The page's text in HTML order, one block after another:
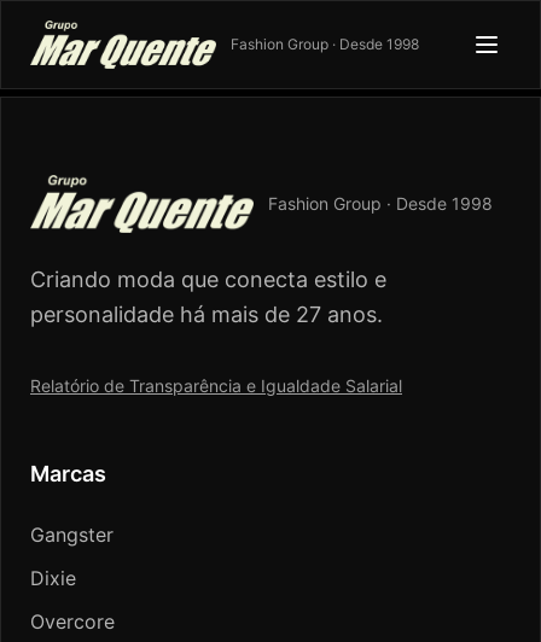
Fashion Group · Desde 1998
Fashion Group · Desde 1998
Criando moda que conecta estilo e
personalidade há mais de 27 anos.
Relatório de Transparência e Igualdade Salarial
Marcas
Gangster
Dixie
Overcore